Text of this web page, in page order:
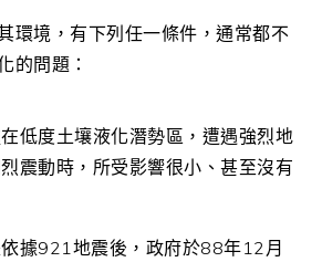
環境，有下列任一條件，通常都不
的問題：
低度土壤液化潛勢區，遭遇強烈地
震動時，所受影響很小、甚至沒有
據921地震後，政府於88年12月